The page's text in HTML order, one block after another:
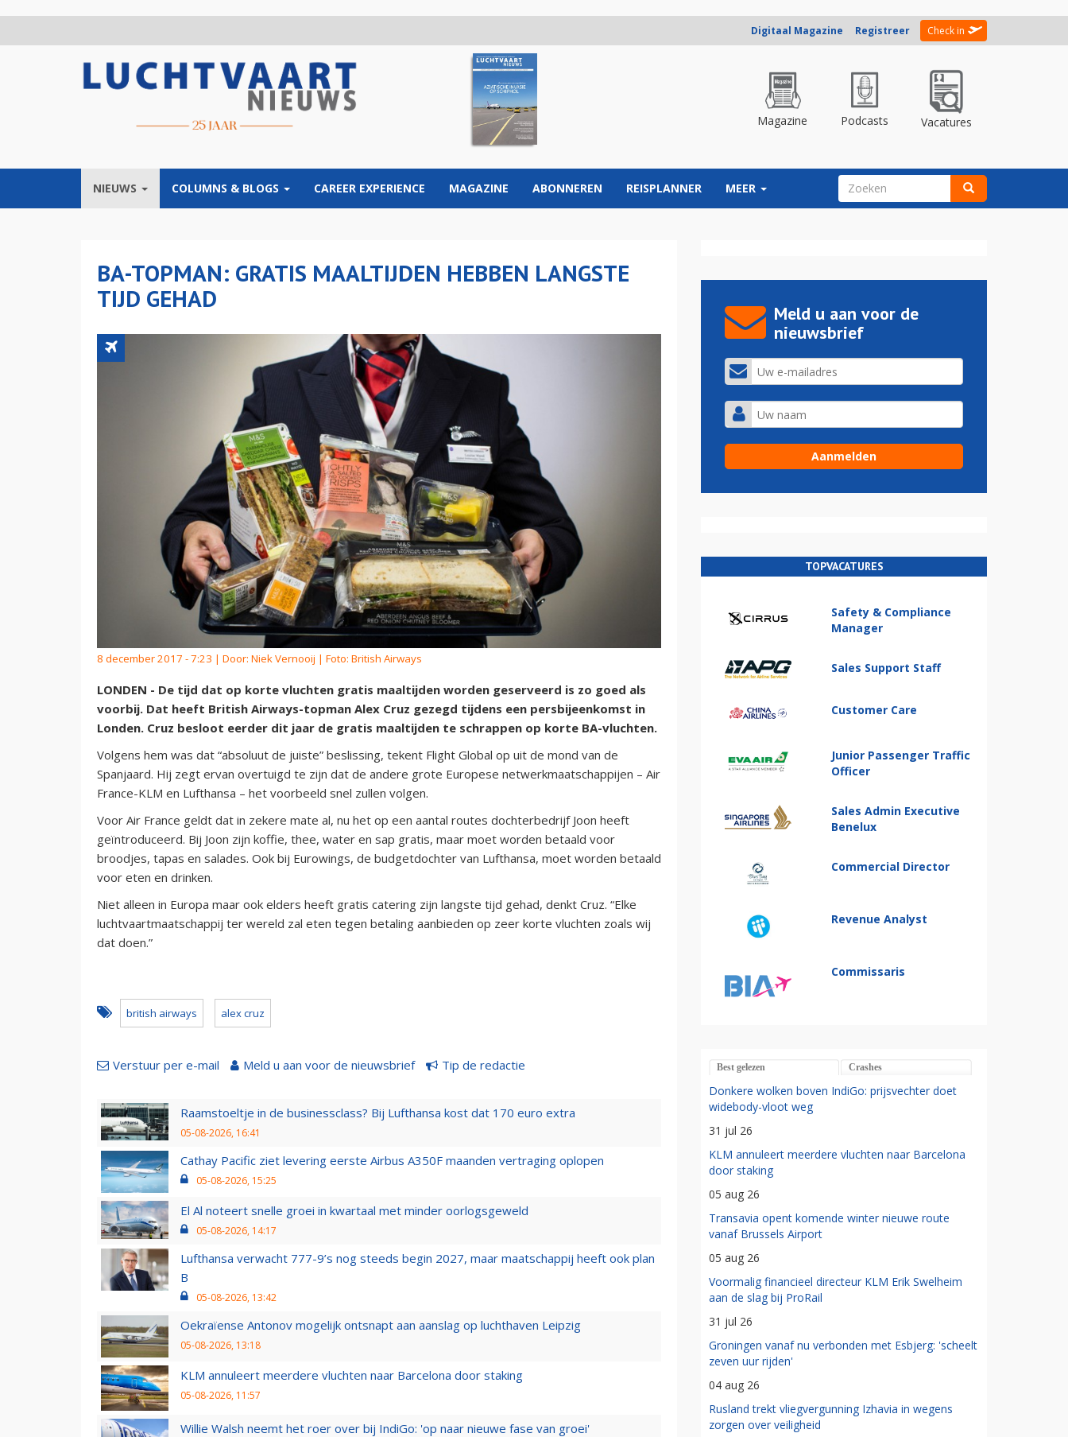
Digitaal Magazine Registreer Check in
Magazine Podcasts Vacatures
NIEUWS COLUMNS & BLOGS CAREER EXPERIENCE MAGAZINE ABONNEREN REISPLANNER MEER ZOEKVELD
BA-TOPMAN: GRATIS MAALTIJDEN HEBBEN LANGSTE
TIJD GEHAD
8 december 2017 - 7:23 | Door: Niek Vernooij | Foto: British Airways
LONDEN - De tijd dat op korte vluchten gratis maaltijden worden geserveerd is zo goed als
voorbij. Dat heeft British Airways-topman Alex Cruz gezegd tijdens een persbijeenkomst in
Londen. Cruz besloot eerder dit jaar de gratis maaltijden te schrappen op korte BA-vluchten.
Volgens hem was dat “absoluut de juiste” beslissing, tekent Flight Global op uit de mond van de
Spanjaard. Hij zegt ervan overtuigd te zijn dat de andere grote Europese netwerkmaatschappijen – Air
France-KLM en Lufthansa – het voorbeeld snel zullen volgen.
Voor Air France geldt dat in zekere mate al, nu het op een aantal routes dochterbedrijf Joon heeft
geïntroduceerd. Bij Joon zijn koffie, thee, water en sap gratis, maar moet worden betaald voor
broodjes, tapas en salades. Ook bij Eurowings, de budgetdochter van Lufthansa, moet worden betaald
voor eten en drinken.
Niet alleen in Europa maar ook elders heeft gratis catering zijn langste tijd gehad, denkt Cruz. “Elke
luchtvaartmaatschappij ter wereld zal eten tegen betaling aanbieden op zeer korte vluchten zoals wij
dat doen.”
british airways alex cruz
Verstuur per e-mail Meld u aan voor de nieuwsbrief Tip de redactie
Raamstoeltje in de businessclass? Bij Lufthansa kost dat 170 euro extra
05-08-2026, 16:41
Cathay Pacific ziet levering eerste Airbus A350F maanden vertraging oplopen
05-08-2026, 15:25
El Al noteert snelle groei in kwartaal met minder oorlogsgeweld
05-08-2026, 14:17
Lufthansa verwacht 777-9’s nog steeds begin 2027, maar maatschappij heeft ook plan
B
05-08-2026, 13:42
Oekraïense Antonov mogelijk ontsnapt aan aanslag op luchthaven Leipzig
05-08-2026, 13:18
KLM annuleert meerdere vluchten naar Barcelona door staking
05-08-2026, 11:57
Willie Walsh neemt het roer over bij IndiGo: 'op naar nieuwe fase van groei'
Meld u aan voor de
nieuwsbrief
TOPVACATURES
Safety & Compliance
Manager
Sales Support Staff
Customer Care
Junior Passenger Traffic
Officer
Sales Admin Executive
Benelux
Commercial Director
Revenue Analyst
Commissaris
Best gelezen Crashes
Donkere wolken boven IndiGo: prijsvechter doet
widebody-vloot weg
31 jul 26
KLM annuleert meerdere vluchten naar Barcelona
door staking
05 aug 26
Transavia opent komende winter nieuwe route
vanaf Brussels Airport
05 aug 26
Voormalig financieel directeur KLM Erik Swelheim
aan de slag bij ProRail
31 jul 26
Groningen vanaf nu verbonden met Esbjerg: 'scheelt
zeven uur rijden'
04 aug 26
Rusland trekt vliegvergunning Izhavia in wegens
zorgen over veiligheid